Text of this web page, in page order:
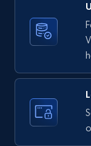
X (formerly
ID, User
posted,
10.4K+